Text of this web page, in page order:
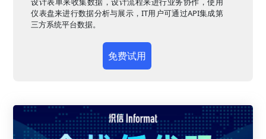
仪表盘来进行数据分析与展示，IT用户可通过API集成第
三方系统平台数据。
免费试用